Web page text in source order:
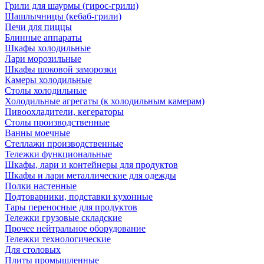
Грили для шаурмы (гирос-грили)
Шашлычницы (кебаб-грили)
Печи для пиццы
Блинные аппараты
Шкафы холодильные
Лари морозильные
Шкафы шоковой заморозки
Камеры холодильные
Столы холодильные
Холодильные агрегаты (к холодильным камерам)
Пивоохладители, кегераторы
Столы производственные
Ванны моечные
Стеллажи производственные
Тележки функциональные
Шкафы, лари и контейнеры для продуктов
Шкафы и лари металлические для одежды
Полки настенные
Подтоварники, подставки кухонные
Тары переносные для продуктов
Тележки грузовые складские
Прочее нейтральное оборудование
Тележки технологические
Для столовых
Плиты промышленные